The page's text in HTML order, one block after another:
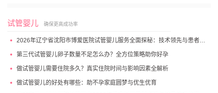
试管婴儿 确保更高成功率
2026年辽宁省沈阳市博爱医院试管婴儿服务全面探秘：技术领先与患者高满意度
第三代试管婴儿卵子数量不足怎么办？全方位策略助你好孕
做试管婴儿需要住院多久？真实住院时间与影响因素全解析
做试管婴儿的好处有哪些：助不孕家庭圆梦与优生优育